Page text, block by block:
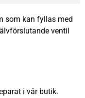
som kan fyllas med
ventil
i vår butik.